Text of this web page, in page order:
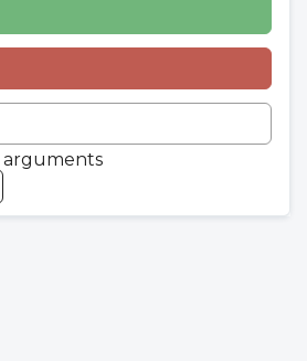
arguments